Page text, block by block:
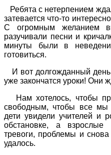
Ребята с нетерпением
затевается что-то
С огромным желанием
разучивали песни и
минуты были в
готовиться.
И вот долгожданный
уже закончатся уроки! Они
Нам хотелось, чтобы
свободным, чтобы все
дети увидели учителей и
обстановке, а
тревоги, проблемы и
удалось.